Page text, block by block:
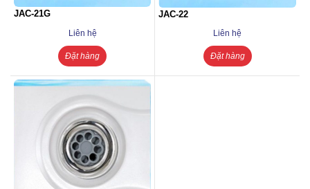
JAC-21G
Liên hệ
Đặt hàng
JAC-22
Liên hệ
Đặt hàng